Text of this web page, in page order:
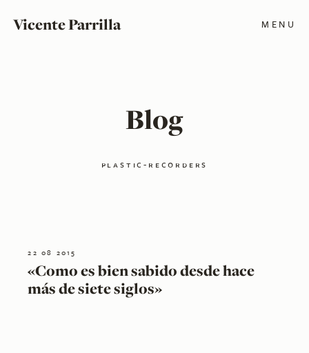
Vicente Parrilla MENU
Blog
plastic-recorders
22 08 2015
«Como es bien sabido desde hace
más de siete siglos»